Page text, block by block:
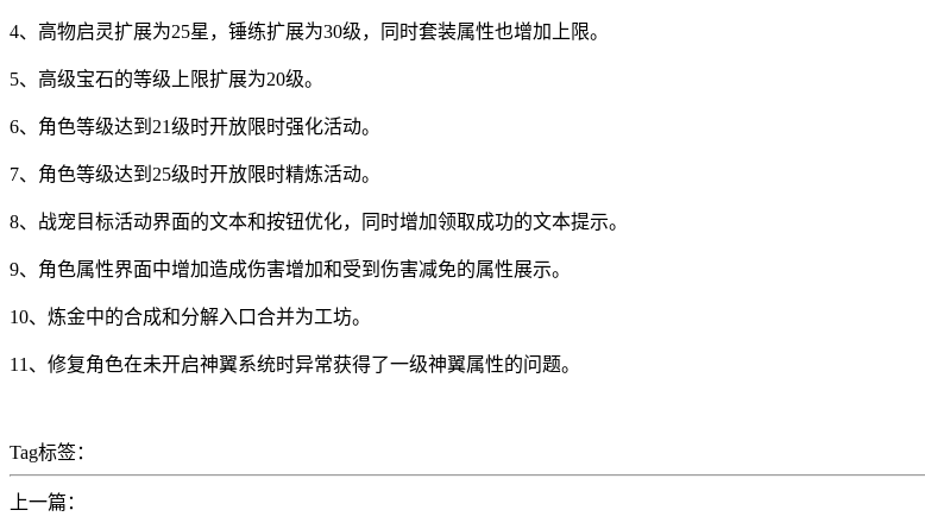
4、高物启灵扩展为25星，锤练扩展为30级，同时套装属性也增加上限。
5、高级宝石的等级上限扩展为20级。
6、角色等级达到21级时开放限时强化活动。
7、角色等级达到25级时开放限时精炼活动。
8、战宠目标活动界面的文本和按钮优化，同时增加领取成功的文本提示。
9、角色属性界面中增加造成伤害增加和受到伤害减免的属性展示。
10、炼金中的合成和分解入口合并为工坊。
11、修复角色在未开启神翼系统时异常获得了一级神翼属性的问题。
Tag标签：
上一篇：